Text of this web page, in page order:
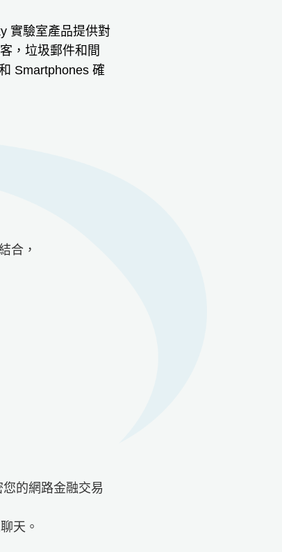
實驗室產品提供對
，垃圾郵件和間
Smartphones 確
合，
的網路金融交易
天。